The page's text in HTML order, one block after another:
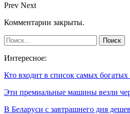
Prev Next
Комментарии закрыты.
Интересное:
Кто входит в список самых
Эти премиальные машины везли
В Беларуси с завтрашнего дня